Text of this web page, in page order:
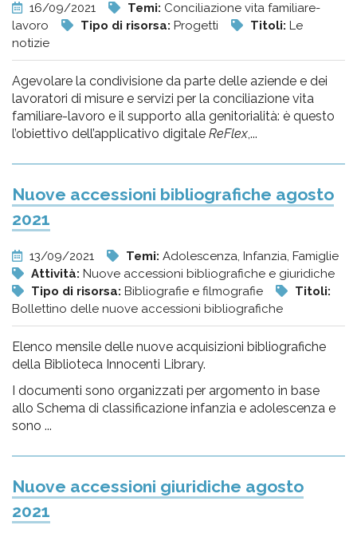
16/09/2021 Temi: Conciliazione vita familiare-
lavoro
Tipo di risorsa: Progetti Titoli: Le
notizie
Agevolare la condivisione da parte delle aziende e dei
lavoratori di misure e servizi per la conciliazione vita
familiare-lavoro e il supporto alla genitorialità: è questo
l’obiettivo dell’applicativo digitale ReFlex,...
Nuove accessioni bibliografiche agosto
2021
13/09/2021 Temi: Adolescenza, Infanzia, Famiglie
Attività: Nuove accessioni bibliografiche e giuridiche
Tipo di risorsa: Bibliografie e filmografie
Titoli:
Bollettino delle nuove accessioni bibliografiche
Elenco mensile delle nuove acquisizioni bibliografiche
della Biblioteca Innocenti Library.
I documenti sono organizzati per argomento in base
allo Schema di classificazione infanzia e adolescenza e
sono ...
Nuove accessioni giuridiche agosto
2021